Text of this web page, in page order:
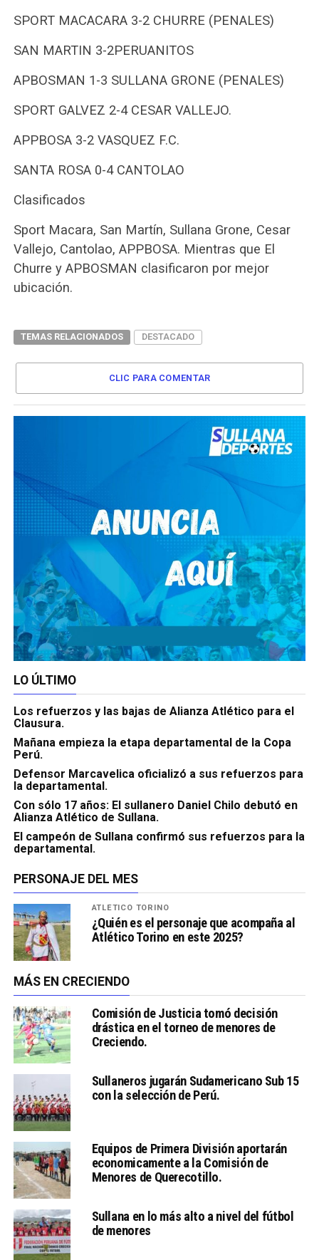
SPORT MACACARA 3-2 CHURRE (PENALES)
SAN MARTIN 3-2PERUANITOS
APBOSMAN 1-3 SULLANA GRONE (PENALES)
SPORT GALVEZ 2-4 CESAR VALLEJO.
APPBOSA 3-2 VASQUEZ F.C.
SANTA ROSA 0-4 CANTOLAO
Clasificados
Sport Macara, San Martín, Sullana Grone, Cesar
Vallejo, Cantolao, APPBOSA. Mientras que El
Churre y APBOSMAN clasificaron por mejor
ubicación.
TEMAS RELACIONADOS DESTACADO
CLIC PARA COMENTAR
LO ÚLTIMO
Los refuerzos y las bajas de Alianza Atlético para el
Clausura.
Mañana empieza la etapa departamental de la Copa
Perú.
Defensor Marcavelica oficializó a sus refuerzos para
la departamental.
Con sólo 17 años: El sullanero Daniel Chilo debutó en
Alianza Atlético de Sullana.
El campeón de Sullana confirmó sus refuerzos para la
departamental.
PERSONAJE DEL MES
ATLÉTICO TORINO
¿Quién es el personaje que acompaña al
Atlético Torino en este 2025?
MÁS EN CRECIENDO
Comisión de Justicia tomó decisión
drástica en el torneo de menores de
Creciendo.
Sullaneros jugarán Sudamericano Sub 15
con la selección de Perú.
Equipos de Primera División aportarán
economicamente a la Comisión de
Menores de Querecotillo.
Sullana en lo más alto a nivel del fútbol
de menores